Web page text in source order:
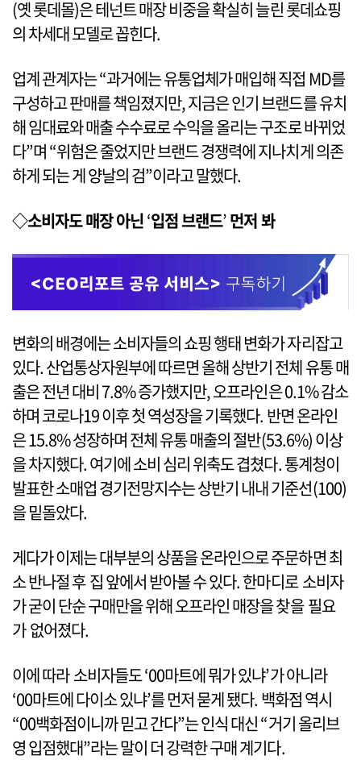
(옛 롯데몰)은 테넌트 매장 비중을 확실히 늘린 롯데쇼핑
의 차세대 모델로 꼽힌다.
업계 관계자는 “과거에는 유통업체가 매입해 직접 MD를
구성하고 판매를 책임졌지만, 지금은 인기 브랜드를 유치
해 임대료와 매출 수수료로 수익을 올리는 구조로 바뀌었
다”며 “위험은 줄었지만 브랜드 경쟁력에 지나치게 의존
하게 되는 게 양날의 검”이라고 말했다.
◇소비자도 매장 아닌‘입점 브랜드’먼저 봐
변화의 배경에는 소비자들의 쇼핑 행태 변화가 자리잡고
있다. 산업통상자원부에 따르면 올해 상반기 전체 유통 매
출은 전년 대비 7.8% 증가했지만, 오프라인은 0.1% 감소
하며 코로나19 이후 첫 역성장을 기록했다. 반면 온라인
은 15.8% 성장하며 전체 유통 매출의 절반(53.6%) 이상
을 차지했다. 여기에 소비 심리 위축도 겹쳤다. 통계청이
발표한 소매업 경기전망지수는 상반기 내내 기준선(100)
을 밑돌았다.
게다가 이제는 대부분의 상품을 온라인으로 주문하면 최
소 반나절 후 집 앞에서 받아볼 수 있다. 한마디로 소비자
가 굳이 단순 구매만을 위해 오프라인 매장을 찾을 필요
가 없어졌다.
이에 따라 소비자들도 ‘00마트에 뭐가 있냐’가 아니라
‘00마트에 다이소 있냐’를 먼저 묻게 됐다. 백화점 역시
“00백화점이니까 믿고 간다”는 인식 대신 “거기 올리브
영 입점했대”라는 말이 더 강력한 구매 계기다.